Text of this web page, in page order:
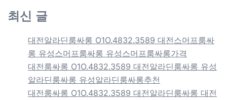
최신 글
대전알라딘룸싸롱 O1O.4832.3589 대전스머프룸싸
롱 유성스머프룸싸롱 유성스머프룸싸롱가격
대전룸싸롱 O1O.4832.3589 대전알라딘룸싸롱 유성
알라딘룸싸롱 유성알라딘룸싸롱추천
대전룸싸롱 O1O.4832.3589 대전알라딘룸싸롱 대전